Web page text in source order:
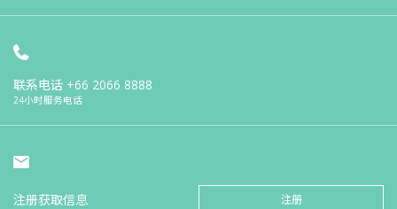
联系电话 +66 2066 8888
24小时服务电话
注册获取信息 注册